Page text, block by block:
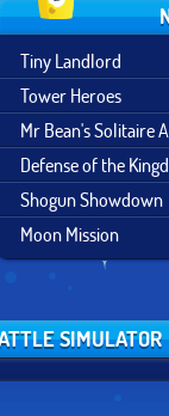
Tiny Landlord
Tower Heroes
Mr Bean's Solitaire
Defense of the
Shogun Showdown
Moon Mission
SIMULATOR